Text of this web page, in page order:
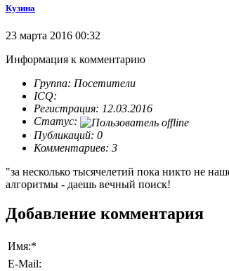
Кузина
23 марта 2016 00:32
Информация к комментарию
Группа: Посетители
ICQ:
Регистрация: 12.03.2016
Статус:
Публикаций: 0
Комментариев: 3
"за несколько тысячелетий пока никто не
алгоритмы - даешь вечный поиск!
Добавление комментария
Имя:*
E-Mail: